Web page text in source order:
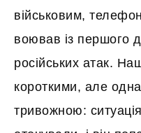
військовим,
воював із першого
російських атак.
короткими, але
тривожною: